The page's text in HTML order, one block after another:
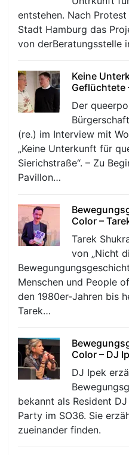
entstehen. Nach
Stadt Hamburg das
von derBeratungsstelle
Keine
Geflüchtete
Der
(re.) im Interview mit
„Keine Unterkunft für
Sierichstraße“. – Zu
Pavillon…
Color –
Tarek
von „Nicht
Menschen und People
den 1980er-Jahren bis
Tarek…
Color – DJ
DJ Ipek
bekannt als Resident
Party im SO36. Sie
zueinander finden.